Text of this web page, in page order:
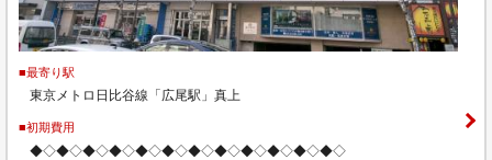
■最寄り駅
東京メトロ日比谷線「広尾駅」真上
■初期費用
◆◇◆◇◆◇◆◇◆◇◆◇◆◇◆◇◆◇◆◇◆◇◆◇